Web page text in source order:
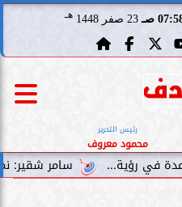
صـ 23 صفر 1448 هـ
رئيس التحرير
محمود معروف
سامر شقير: نمو صناديق